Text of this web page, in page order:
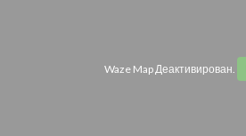
Waze Map Деактивирован.